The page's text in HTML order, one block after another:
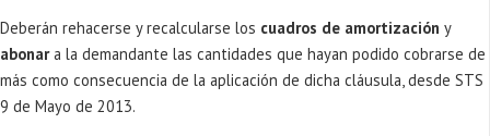
Deberán rehacerse y recalcularse los cuadros de amortización y
abonara la demandante las cantidades que hayan podido cobrarse de
más como consecuencia de la aplicación de dicha cláusula, desde STS
9 de Mayo de 2013.